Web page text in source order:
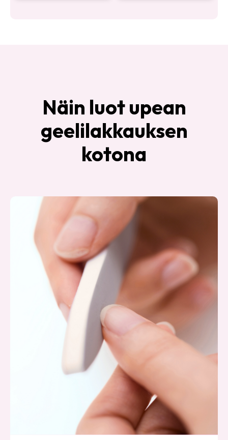
Näin luot upean
geelilakkauksen
kotona